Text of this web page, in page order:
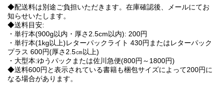
◆配送料は別途ご負担いただきます。在庫確認後、メールにてお
知らせいたします。
◆送料目安:
・単行本(900g以内・厚さ2.5cm以内): 200円
・単行本(1kg以上)レターパックライト 430円またはレターパック
プラス 600円(厚さ2.5㎝以上)
・大型本:ゆうパックまたは佐川急便(800円～1800円)
◆送料600円と表示されている書籍も梱包サイズによって200円に
なる場合があります。